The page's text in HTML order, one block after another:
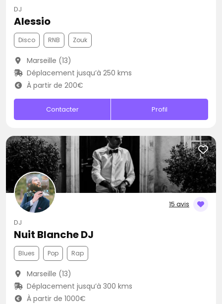
DJ
Alessio
Disco RNB Zouk
Marseille (13)
Déplacement jusqu’à 250 kms
À partir de 200€
Contacter Profil
15 avis
DJ
Nuit Blanche DJ
Blues Pop Rap
Marseille (13)
Déplacement jusqu’à 300 kms
À partir de 1000€